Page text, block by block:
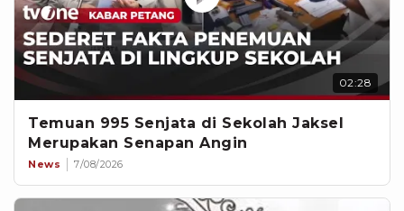
02:28
Temuan 995 Senjata di Sekolah Jaksel
Merupakan Senapan Angin
News 7/08/2026